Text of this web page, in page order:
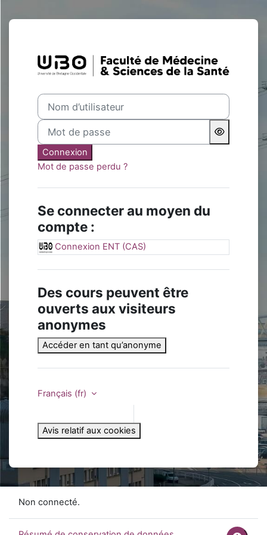
Connexion à
Nom d’utilisateur
Mot de passe
Connexion
Mot de passe perdu ?
Se connecter au moyen du
compte :
Connexion ENT (CAS)
Des cours peuvent être
ouverts aux visiteurs
anonymes
Accéder en tant qu’anonyme
Français ‎(fr)‎
Avis relatif aux cookies
Non connecté.